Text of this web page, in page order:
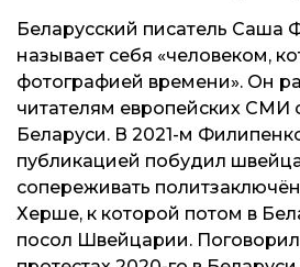
Беларусский писатель Саша
называет себя «человеком,
фотографией времени». Он
читателям европейских СМИ
Беларуси. В 2021-м
публикацией побудил
сопереживать
Херше, к которой потом в
посол Швейцарии.